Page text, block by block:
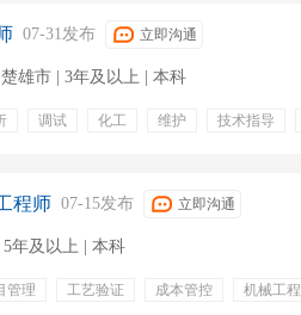
师
电子工艺工程师 数据通信工程师
07-31发布 立即沟通
楚雄市 | 3年及以上 | 本科
调试 化工 维护 技术指导
程师 07-15发布 立即沟通
年及以上 | 本科
管理 工艺验证 成本管控 机械工程